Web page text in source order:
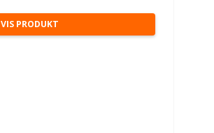
VIS PRODUKT